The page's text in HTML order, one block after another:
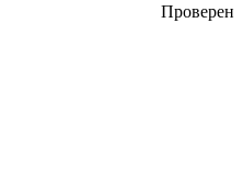
Проверен